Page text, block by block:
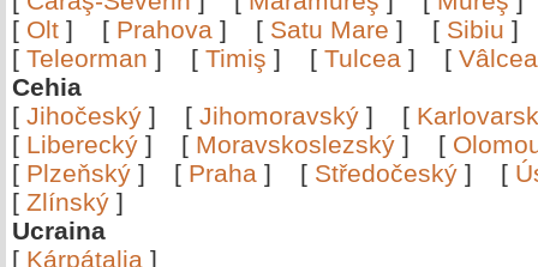
[ Olt ] [ Prahova ] [ Satu Mare ] [ Sibiu
[ Teleorman ] [ Timiş ] [ Tulcea ] [
Cehia
[ Jihočeský ] [ Jihomoravský ] [
[ Liberecký ] [ Moravskoslezský ] [
[ Plzeňský ] [ Praha ] [ Středočeský ] [
[ Zlínský ]
Ucraina
[ Kárpátalja ]